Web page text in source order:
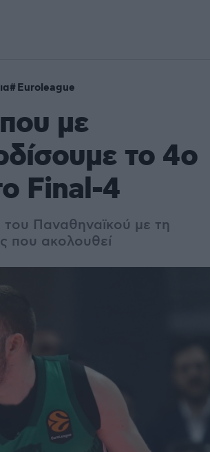
Euroleague
με
το 4ο
Final-4
Παναθηναϊκού με τη
που ακολουθεί